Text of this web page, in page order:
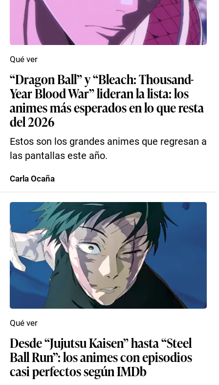
“Dragon Ball” y “Bleach: Thousand-
Year Blood War” lideran la lista: los
animes más esperados en lo que resta
del 2026
Estos son los grandes animes que regresan a
las pantallas este año.
Qué ver
Carla Ocaña
Desde “Jujutsu Kaisen” hasta “Steel
Ball Run”: los animes con episodios
casi perfectos según IMDb
Qué ver